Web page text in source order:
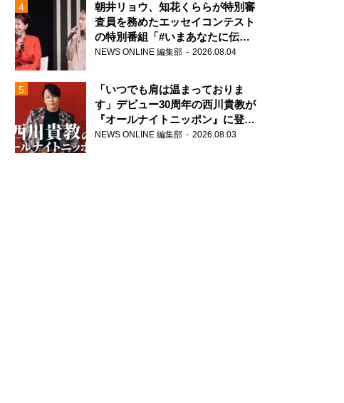
朝井リョウ、知花くららが特別審
査員を務めたエッセイコンテスト
の特別番組「#いまあなたに伝え
たいこと」
NEWS ONLINE 編集部 2026.08.04
「いつでも肩は温まっておりま
す」デビュー30周年の西川貴教が
『オールナイトニッポン』に登
場！
NEWS ONLINE 編集部 2026.08.03